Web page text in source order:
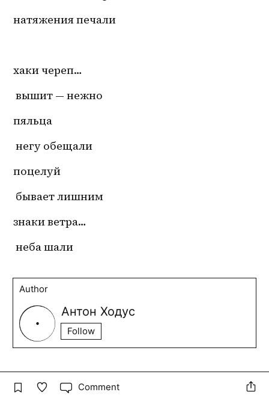
натяжения печали
хаки череп…
вышит — нежно
пяльца
негу обещали
поцелуй
бывает лишним
знаки ветра…
неба шали
Author
Антон Ходус
Follow
Comment